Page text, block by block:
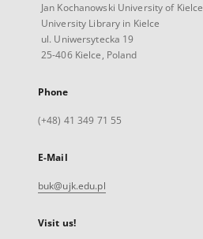
Jan Kochanowski University of Kielce
University Library in Kielce
ul. Uniwersytecka 19
25-406 Kielce, Poland
Phone
(+48) 41 349 71 55
E-Mail
buk@ujk.edu.pl
Visit us!